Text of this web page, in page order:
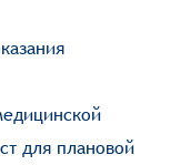
для плановой